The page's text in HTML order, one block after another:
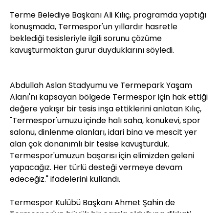
Terme Belediye Başkanı Ali Kılıç, programda yaptığı
konuşmada, Termespor'un yıllardır hasretle
beklediği tesisleriyle ilgili sorunu çözüme
kavuşturmaktan gurur duyduklarını söyledi.
Abdullah Aslan Stadyumu ve Termepark Yaşam
Alanı'nı kapsayan bölgede Termespor için hak ettiği
değere yakışır bir tesis inşa ettiklerini anlatan Kılıç,
"Termespor'umuzu içinde halı saha, konukevi, spor
salonu, dinlenme alanları, idari bina ve mescit yer
alan çok donanımlı bir tesise kavuşturduk.
Termespor'umuzun başarısı için elimizden geleni
yapacağız. Her türlü desteği vermeye devam
edeceğiz." ifadelerini kullandı.
Termespor Kulübü Başkanı Ahmet Şahin de